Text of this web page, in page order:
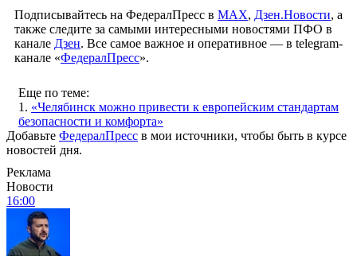
Подписывайтесь на ФедералПресс в МАХ, Дзен.Новости, а
также следите за самыми интересными новостями ПФО в
канале Дзен. Все самое важное и оперативное — в telegram-
канале «ФедералПресс».
Еще по теме:
1. «Челябинск можно привести к европейским стандартам
безопасности и комфорта»
Добавьте ФедералПресс в мои источники, чтобы быть в курсе
новостей дня.
Реклама
Новости
16:00